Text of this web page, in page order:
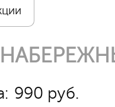
990 руб.